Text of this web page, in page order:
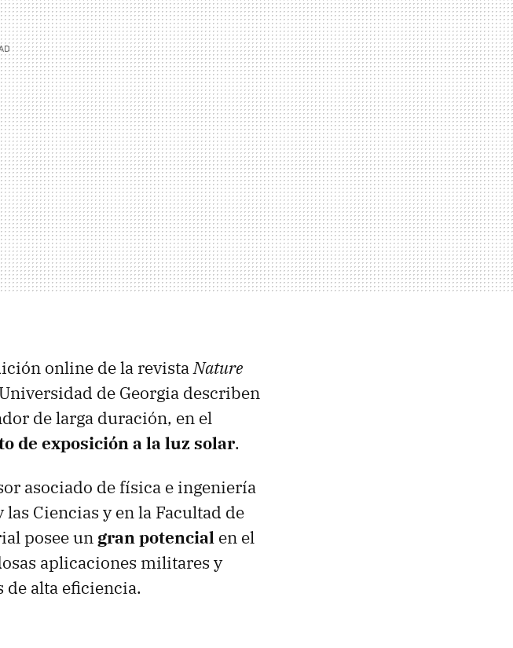
online de la revistaNature
de Georgia describen
de larga duración, en el
de exposición a la luz solar.
asociado de física e ingeniería
Ciencias y en la Facultad de
posee un gran potencial en el
aplicaciones militares y
de alta eficiencia.